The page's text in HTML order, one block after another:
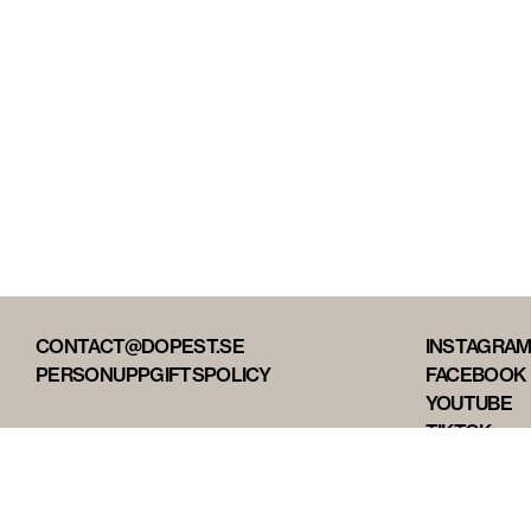
CONTACT@DOPEST.SE
PERSONUPPGIFTSPOLICY
INSTAGRAM
FACEBOOK
YOUTUBE
TIKTOK